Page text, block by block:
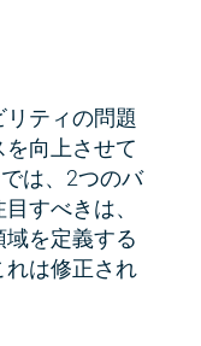
ティの問題
向上させて
は、2つのバ
すべきは、
を定義する
れは修正され